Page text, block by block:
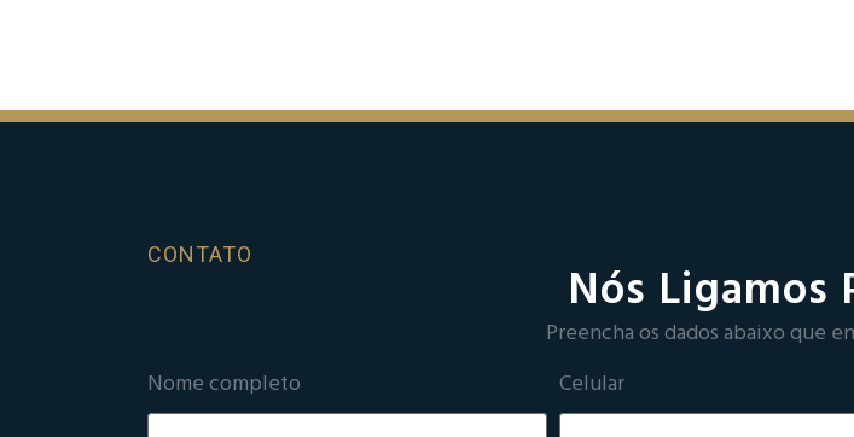
CONTATO
Nós Ligamos
Preencha os dados abaixo que
Nome completo
Celular